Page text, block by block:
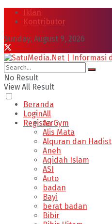
Iklan
Kontributor
Sunday, August 9, 2026
No Result
View All Result
Login
Register
Beranda
All
Aa Gym
Alis Mata
Alquran dan Hadist
Aneh
Aqidah Islam
ASI
Auto
badan
Bayi
berat badan
Bibir